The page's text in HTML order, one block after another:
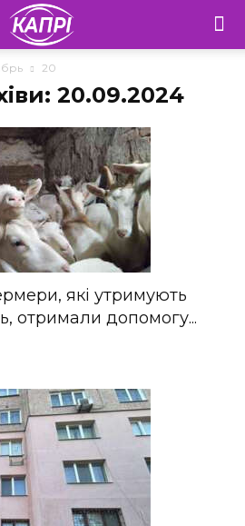
20
20.09.2024
які утримують
отримали допомогу...